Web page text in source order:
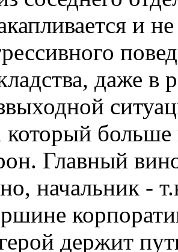
и
даже
который больше
Главный
начальник -
держит